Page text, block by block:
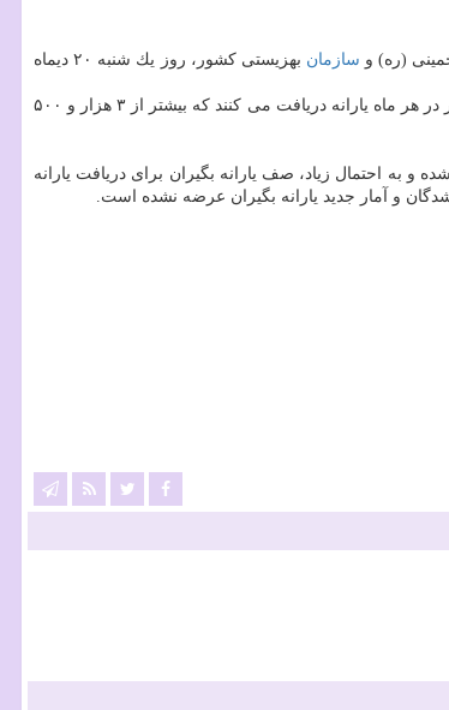
(ره) و سازمان
بهزیستی كشور، روز یك شنبه ۲۰ دیماه
مبلغ یارانه نقدی در طول سال های گذشته تغییری نكرده و ماهانه به ازای هر نفر ۴۵۵ هزار ریال واریز می شود. بر این اساس در مجموع، حالا نزدیك به ۷۷ میلیون نفر در هر ماه یارانه دریافت می كنند كه بیشتر از ۳ هزار و ۵۰۰
و به احتمال زیاد، صف یارانه بگیران برای دریافت یارانه